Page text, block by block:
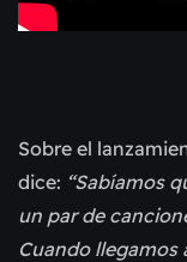
Sobre el
dice: “Sabíamos
un par de
Cuando llegamos